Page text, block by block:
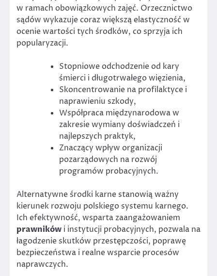
w ramach obowiązkowych zajęć. Orzecznictwo
sądów wykazuje coraz większą elastyczność w
ocenie wartości tych środków, co sprzyja ich
popularyzacji.
Stopniowe odchodzenie od kary
śmierci i długotrwałego więzienia,
Skoncentrowanie na profilaktyce i
naprawieniu szkody,
Współpraca międzynarodowa w
zakresie wymiany doświadczeń i
najlepszych praktyk,
Znaczący wpływ organizacji
pozarządowych na rozwój
programów probacyjnych.
Alternatywne środki karne stanowią ważny
kierunek rozwoju polskiego systemu karnego.
Ich efektywność, wsparta zaangażowaniem
prawników i instytucji probacyjnych, pozwala na
łagodzenie skutków przestępczości, poprawę
bezpieczeństwa i realne wsparcie procesów
naprawczych.